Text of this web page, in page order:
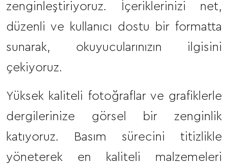
zenginleştiriyoruz. İçeriklerinizi net,
düzenli ve kullanıcı dostu bir formatta
sunarak, okuyucularınızın ilgisini
çekiyoruz.
Yüksek kaliteli fotoğraflar ve grafiklerle
dergilerinize görsel bir zenginlik
katıyoruz. Basım sürecini titizlikle
yöneterek en kaliteli malzemeleri